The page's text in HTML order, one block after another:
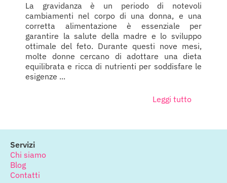
La gravidanza è un periodo di notevoli
cambiamenti nel corpo di una donna, e una
corretta alimentazione è essenziale per
garantire la salute della madre e lo sviluppo
ottimale del feto. Durante questi nove mesi,
molte donne cercano di adottare una dieta
equilibrata e ricca di nutrienti per soddisfare le
esigenze ...
Leggi tutto
Servizi
Chi siamo
Blog
Contatti